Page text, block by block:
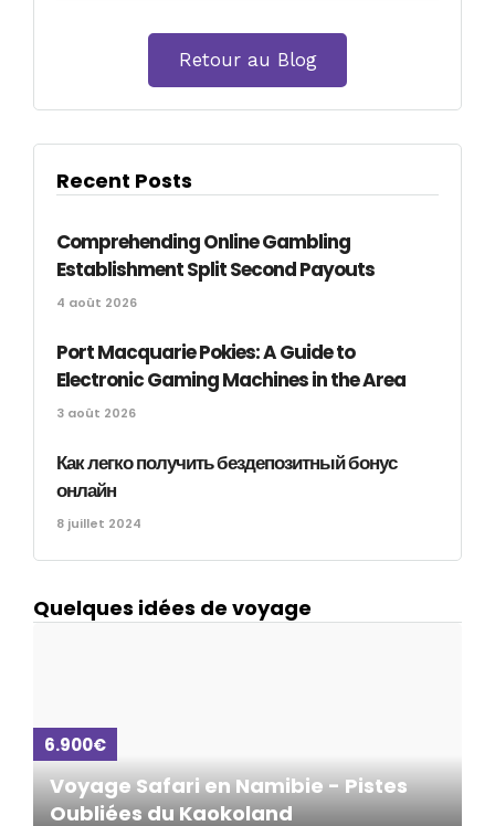
Retour au Blog
Recent Posts
Comprehending Online Gambling
Establishment Split Second Payouts
4 août 2026
Port Macquarie Pokies: A Guide to
Electronic Gaming Machines in the Area
3 août 2026
Как легко получить бездепозитный бонус
онлайн
8 juillet 2024
Quelques idées de voyage
6.900€
Voyage Safari en Namibie - Pistes
Oubliées du Kaokoland